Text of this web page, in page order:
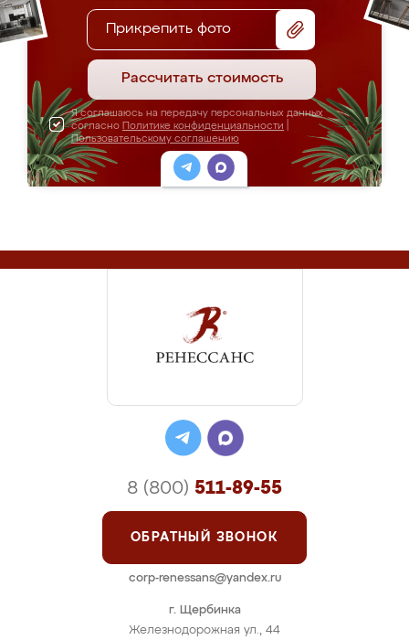
Прикрепить фото
Рассчитать стоимость
Я соглашаюсь на передачу персональных данных
согласно Политике конфиденциальности
Пользовательскому соглашению
г. Щербинка
Железнодорожная ул., 44
8 (800) 511-89-55
ОБРАТНЫЙ ЗВОНОК
corp-renessans@yandex.ru